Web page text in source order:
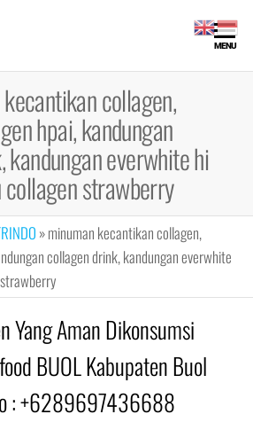
Meal
MENU
collagen,
hpai, kandungan
everwhite hi
strawberry
»minuman kecantikan collagen,
collagen drink, kandungan everwhite
Yang Aman Dikonsumsi
BUOL Kabupaten Buol
: +6289697436688